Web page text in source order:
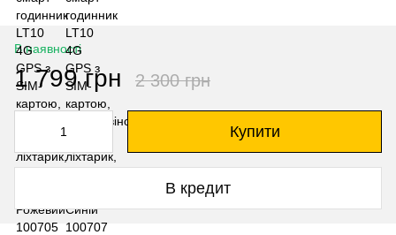
В наявності
1 799 грн 2 300 грн
Купити
В кредит